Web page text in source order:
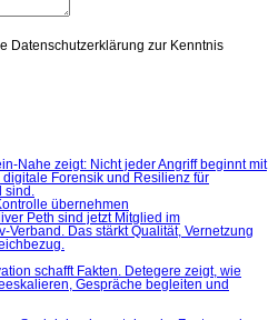
Datenschutzerklärung zur Kenntnis
übernehmen